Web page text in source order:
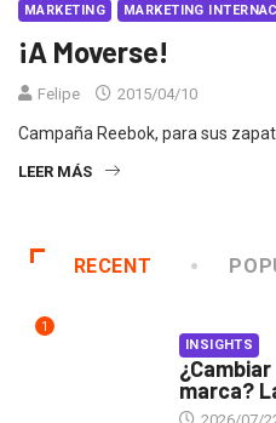
MARKETING MARKETING
¡A Moverse!
Felipe 2015/04/10
Campaña Reebok, para sus
LEER MÁS
RECENT
1
INSIGHTS
marca?